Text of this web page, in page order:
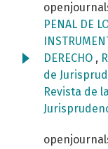
PENAL DE
DERECHO ,
de
Revista de